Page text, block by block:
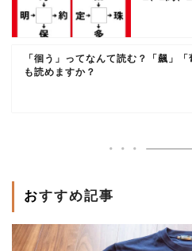
「徊う」ってなんて読む？「飆」「
も読めますか？
おすすめ記事